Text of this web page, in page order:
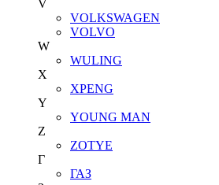
V
VOLKSWAGEN
VOLVO
W
WULING
X
XPENG
Y
YOUNG MAN
Z
ZOTYE
Г
ГАЗ